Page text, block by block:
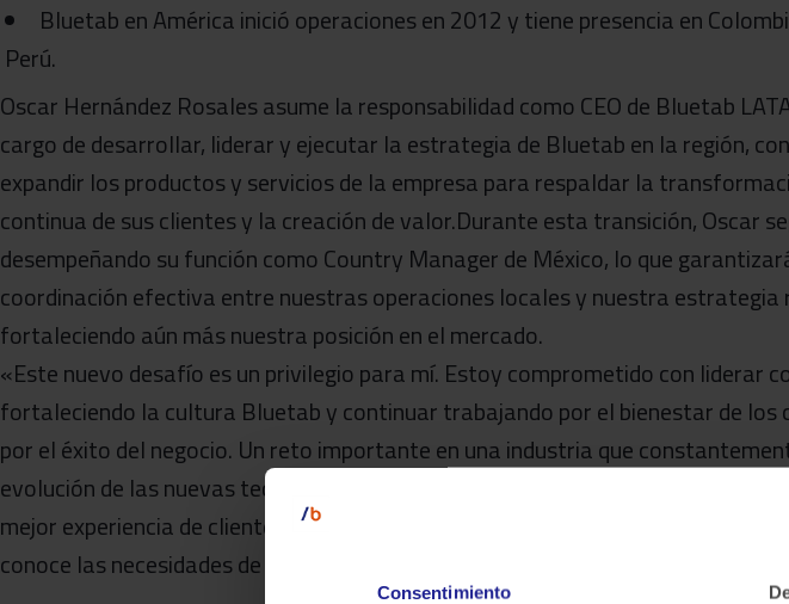
Consentimiento
Bluetab en América inició operaciones en 2012 y tiene presencia en
Perú.
Oscar Hernández Rosales asume la responsabilidad como CEO de Bluetab
cargo de desarrollar, liderar y ejecutar la estrategia de Bluetab en la región,
expandir los productos y servicios de la empresa para respaldar la
continua de sus clientes y la creación de valor.Durante esta transición, Oscar
desempeñando su función como Country Manager de México, lo que
coordinación efectiva entre nuestras operaciones locales y nuestra estrategia
fortaleciendo aún más nuestra posición en el mercado.
«Este nuevo desafío es un privilegio para mí. Estoy comprometido con liderar
fortaleciendo la cultura Bluetab y continuar trabajando por el bienestar de los
por el éxito del negocio. Un reto importante en una industria que
evolución de las nuevas tecnologías. Bluetab innova, se adelanta y está
mejor experiencia de cliente, apoyada por un equipo profesional, talentoso y
conoce las necesidades de las organizaciones», afirma Oscar.